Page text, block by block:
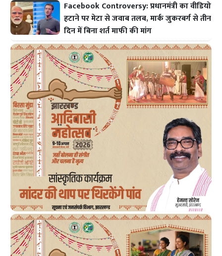
Facebook Controversy: प्रधानमंत्री का वीडियो
हटाने पर मेटा से जवाब तलब, मार्क जुकरबर्ग से तीन
दिन में बिना शर्त माफी की मांग